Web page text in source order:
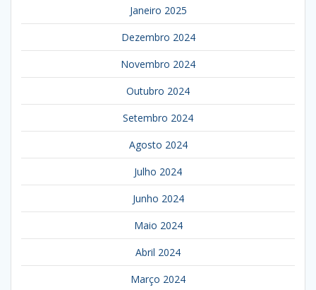
Janeiro 2025
Dezembro 2024
Novembro 2024
Outubro 2024
Setembro 2024
Agosto 2024
Julho 2024
Junho 2024
Maio 2024
Abril 2024
Março 2024